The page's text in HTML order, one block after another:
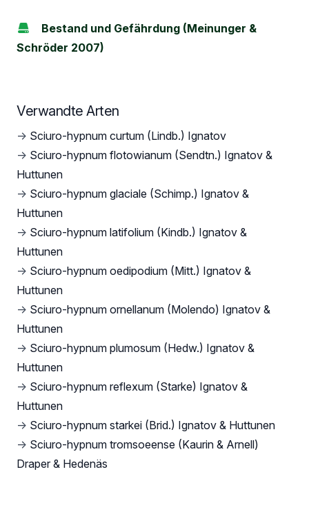
Bestand und Gefährdung (Meinunger &
Schröder 2007)
Verwandte Arten
→ Sciuro-hypnum curtum (Lindb.) Ignatov
→ Sciuro-hypnum flotowianum (Sendtn.) Ignatov &
Huttunen
→ Sciuro-hypnum glaciale (Schimp.) Ignatov &
Huttunen
→ Sciuro-hypnum latifolium (Kindb.) Ignatov &
Huttunen
→ Sciuro-hypnum oedipodium (Mitt.) Ignatov &
Huttunen
→ Sciuro-hypnum ornellanum (Molendo) Ignatov &
Huttunen
→ Sciuro-hypnum plumosum (Hedw.) Ignatov &
Huttunen
→ Sciuro-hypnum reflexum (Starke) Ignatov &
Huttunen
→ Sciuro-hypnum starkei (Brid.) Ignatov & Huttunen
→ Sciuro-hypnum tromsoeense (Kaurin & Arnell)
Draper & Hedenäs